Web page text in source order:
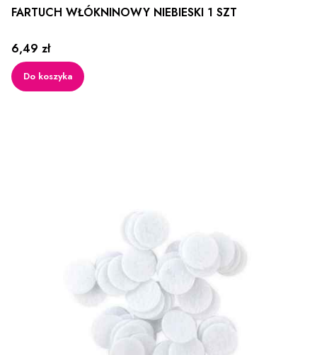
FARTUCH WŁÓKNINOWY NIEBIESKI 1 SZT
Cena
6,49 zł
Do koszyka